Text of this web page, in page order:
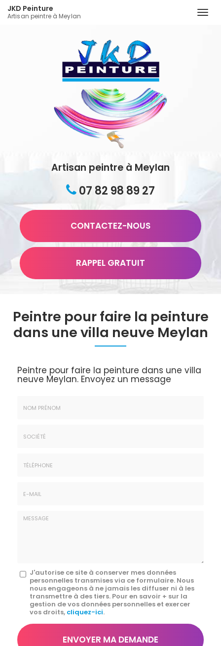
JKD Peinture
Artisan peintre à Meylan
Artisan peintre à Meylan
07 82 98 89 27
CONTACTEZ-NOUS
RAPPEL GRATUIT
Peintre pour faire la peinture
dans une villa neuve Meylan
Peintre pour faire la peinture dans une villa
neuve Meylan. Envoyez un message
Message
J'autorise ce site à conserver mes données
personnelles transmises via ce formulaire. Nous
nous engageons à ne jamais les diffuser ni à les
transmettre à des tiers. Pour en savoir + sur la
gestion de vos données personnelles et exercer
vos droits, cliquez-ici.
Acceptation
RGPD
ENVOYER MA DEMANDE